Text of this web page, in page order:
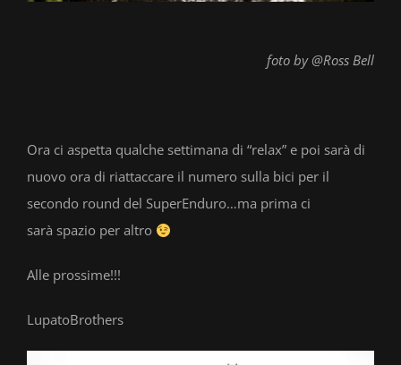
foto by @Ross Bell
Ora ci aspetta qualche settimana di “relax” e poi sarà di
nuovo ora di riattaccare il numero sulla bici per il
secondo round del SuperEnduro…ma prima ci
sarà spazio per altro
Alle prossime!!!
LupatoBrothers